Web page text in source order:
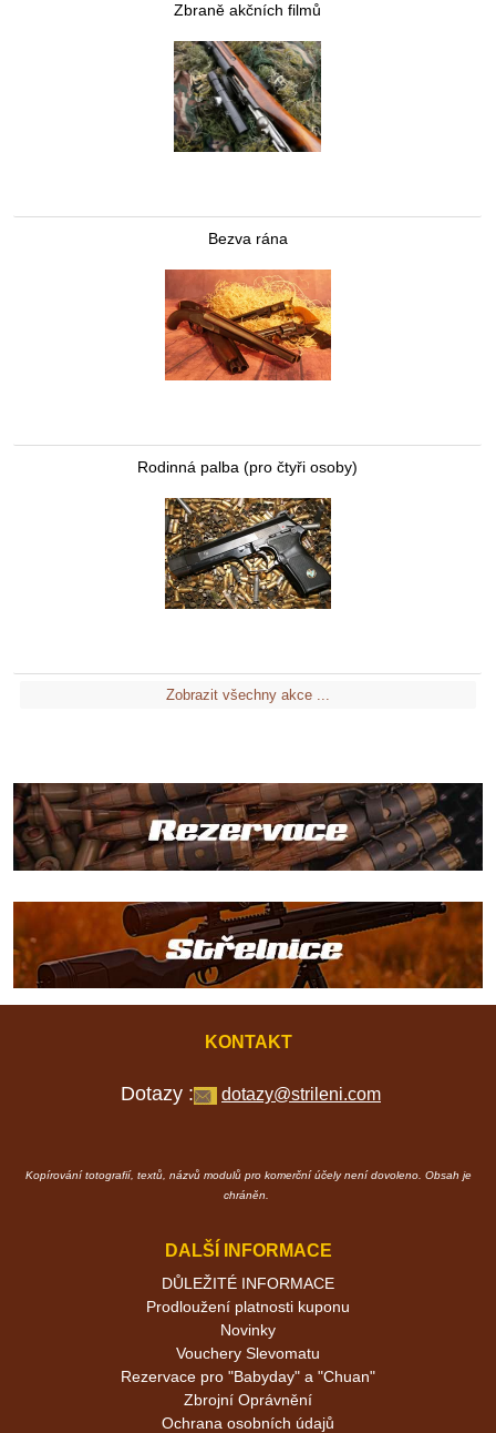
Zbraně akčních filmů
Bezva rána
Rodinná palba (pro čtyři osoby)
Zobrazit všechny akce ...
KONTAKT
Dotazy : dotazy@strileni.com
Kopírování totografií, textů, názvů modulů pro komerční účely není dovoleno. Obsah je
chráněn.
DALŠÍ INFORMACE
DŮLEŽITÉ INFORMACE
Prodloužení platnosti kuponu
Novinky
Vouchery Slevomatu
Rezervace pro "Babyday" a "Chuan"
Zbrojní Oprávnění
Ochrana osobních údajů